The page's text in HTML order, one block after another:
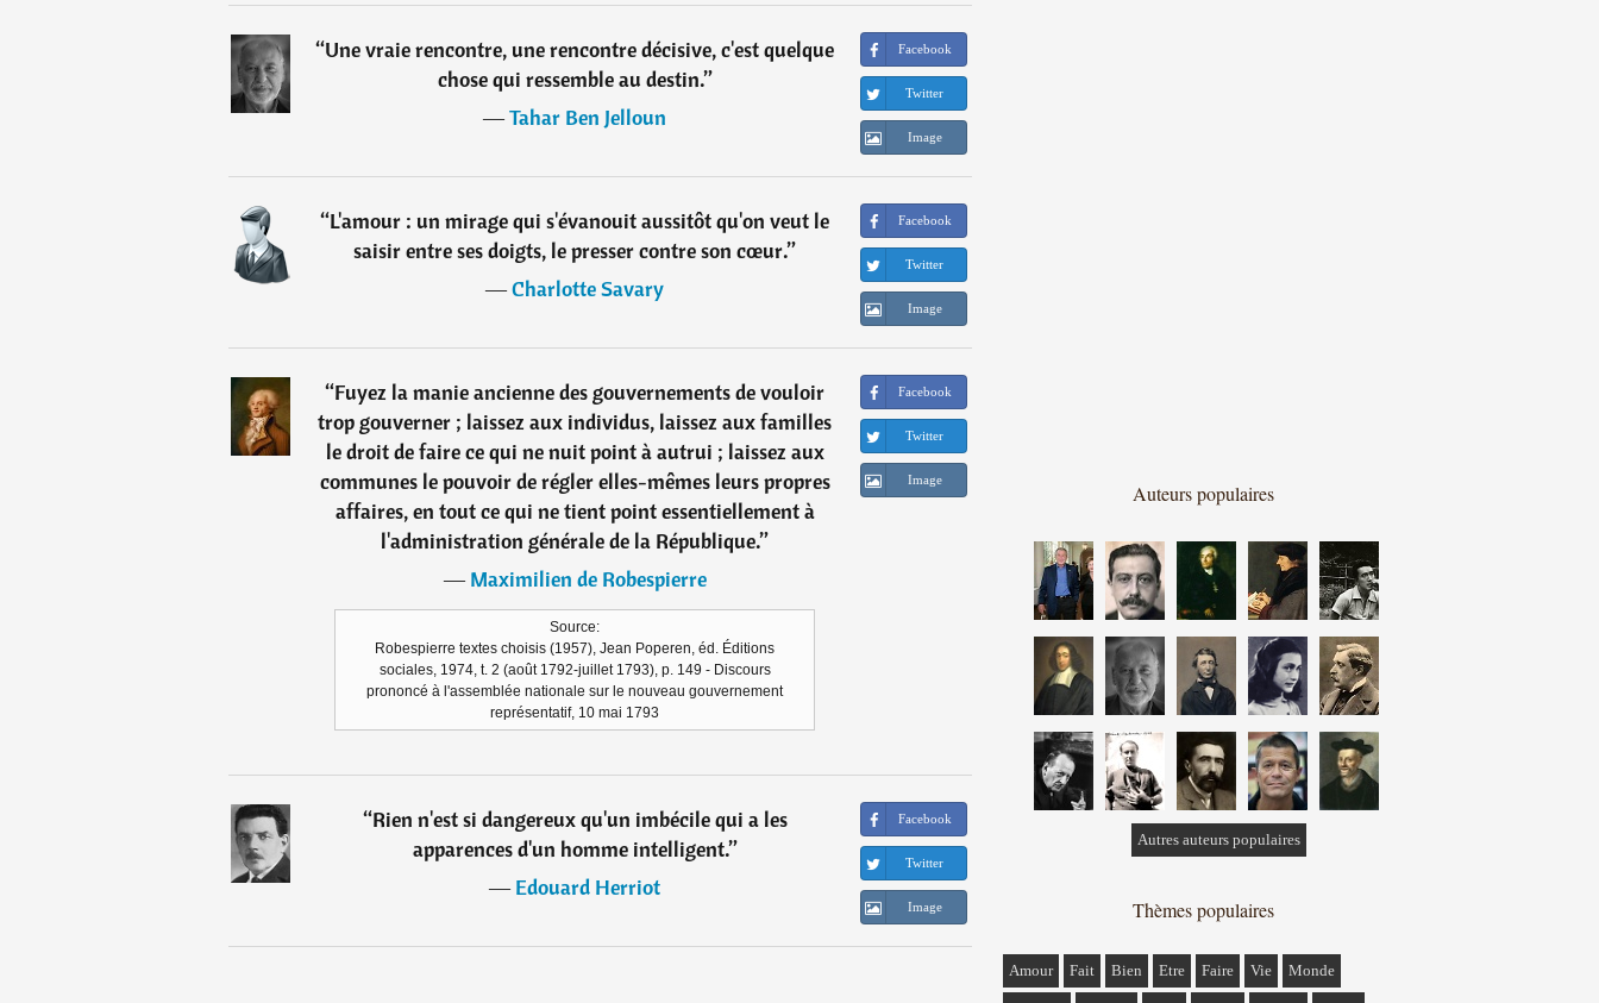
“Une vraie rencontre, une rencontre décisive, c'est quelque
chose qui ressemble au destin.”
―Tahar Ben Jelloun
Facebook
Twitter
Image
“L'amour : un mirage qui s'évanouit aussitôt qu'on veut le
saisir entre ses doigts, le presser contre son cœur.”
―Charlotte Savary
Facebook
Twitter
Image
“Fuyez la manie ancienne des gouvernements de vouloir
trop gouverner ; laissez aux individus, laissez aux familles
le droit de faire ce qui ne nuit point à autrui ; laissez aux
communes le pouvoir de régler elles-mêmes leurs propres
affaires, en tout ce qui ne tient point essentiellement à
l'administration générale de la République.”
―Maximilien de Robespierre
Source:
Robespierre textes choisis (1957), Jean Poperen, éd. Éditions
sociales, 1974, t. 2 (août 1792-juillet 1793), p. 149 - Discours
prononcé à l'assemblée nationale sur le nouveau gouvernement
représentatif, 10 mai 1793
Facebook
Twitter
Image
“Rien n'est si dangereux qu'un imbécile qui a les
apparences d'un homme intelligent.”
―Edouard Herriot
Facebook
Twitter
Image
Auteurs populaires
Autres auteurs populaires
Thèmes populaires
Amour Fait Bien Etre Faire Vie Monde